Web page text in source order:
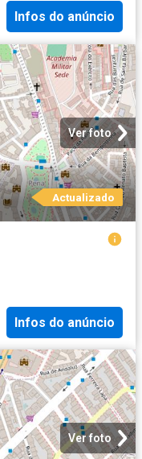
Infos do anúncio
Ver foto
Actualizado
Infos do anúncio
Ver foto